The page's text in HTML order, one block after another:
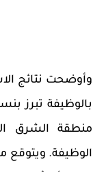
وأوضحت نتائج
منطقة الشرق